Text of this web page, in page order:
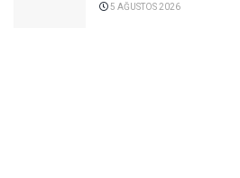
5 AĞUSTOS 2026